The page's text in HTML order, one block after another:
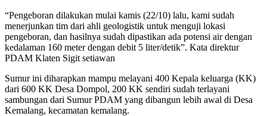
“Pengeboran dilakukan mulai kamis (22/10) lalu, kami sudah
menerjunkan tim dari ahli geologistik untuk menguji lokasi
pengeboran, dan hasilnya sudah dipastikan ada potensi air dengan
kedalaman 160 meter dengan debit 5 liter/detik”. Kata direktur
PDAM Klaten Sigit setiawan
Sumur ini diharapkan mampu melayani 400 Kepala keluarga (KK)
dari 600 KK Desa Dompol, 200 KK sendiri sudah terlayani
sambungan dari Sumur PDAM yang dibangun lebih awal di Desa
Kemalang, kecamatan kemalang.